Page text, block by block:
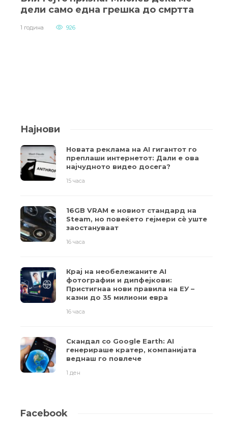
дели само една грешка до смртта
1 година 926
Најнови
Новата реклама на AI гигантот го
преплаши интернетот: Дали е ова
најчудното видео досега?
15 часа
16GB VRAM е новиот стандард на
Steam, но повеќето гејмери ​​сè уште
заостануваат
16 часа
Крај на необележаните AI
фотографии и дипфејкови:
Пристигнаа нови правила на ЕУ –
казни до 35 милиони евра
16 часа
Скандал со Google Earth: AI
генерираше кратер, компанијата
веднаш го повлече
1 ден
Facebook